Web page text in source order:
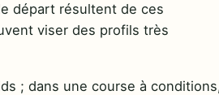
départ résultent de ces
viser des profils très
; dans une course à